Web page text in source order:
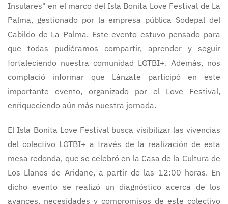
Insulares" en el marco del Isla Bonita Love Festival de La
Palma, gestionado por la empresa pública Sodepal del
Cabildo de La Palma. Este evento estuvo pensado para
que todas pudiéramos compartir, aprender y seguir
fortaleciendo nuestra comunidad LGTBI+. Además, nos
complació informar que Lánzate participó en este
importante evento, organizado por el Love Festival,
enriqueciendo aún más nuestra jornada.
El Isla Bonita Love Festival busca visibilizar las vivencias
del colectivo LGTBI+ a través de la realización de esta
mesa redonda, que se celebró en la Casa de la Cultura de
Los Llanos de Aridane, a partir de las 12:00 horas. En
dicho evento se realizó un diagnóstico acerca de los
avances, necesidades y compromisos de este colectivo